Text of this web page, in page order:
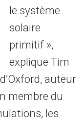
le système
solaire
primitif »,
explique Tim
auteur
membre du
les